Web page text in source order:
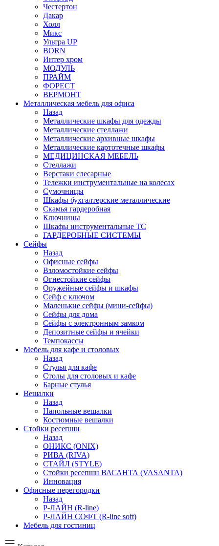
Честертон
Дакар
Холл
Микс
Ультра UP
BORN
Интер хром
МОДУЛЬ
ПРАЙМ
ФОРЕСТ
ВЕРМОНТ
Металлическая мебель для офиса
Назад
Металлические шкафы для одежды
Металлические стеллажи
Металлические архивные шкафы
Металлические картотечные шкафы
МЕДИЦИНСКАЯ МЕБЕЛЬ
Стеллажи
Верстаки слесарные
Тележки инструментальные на колесах
Сумочницы
Шкафы бухгалтерские металлические
Скамья гардеробная
Ключницы
Шкафы инструментальные ТС
ГАРДЕРОБНЫЕ СИСТЕМЫ
Сейфы
Назад
Офисные сейфы
Взломостойкие сейфы
Огнестойкие сейфы
Оружейные сейфы и шкафы
Сейф с ключом
Маленькие сейфы (мини-сейфы)
Сейфы для дома
Сейфы с электронным замком
Депозитные сейфы и ячейки
Темпокассы
Мебель для кафе и столовых
Назад
Стулья для кафе
Столы для столовых и кафе
Барные стулья
Вешалки
Назад
Напольные вешалки
Костюмные вешалки
Стойки ресепшн
Назад
ОНИКС (ONIX)
РИВА (RIVA)
СТАЙЛ (STYLE)
Стойки ресепшн ВАСАНТА (VASANTA)
Инновация
Офисные перегородки
Назад
Р-ЛАЙН (R-line)
Р-ЛАЙН СОФТ (R-line soft)
Мебель для гостиниц